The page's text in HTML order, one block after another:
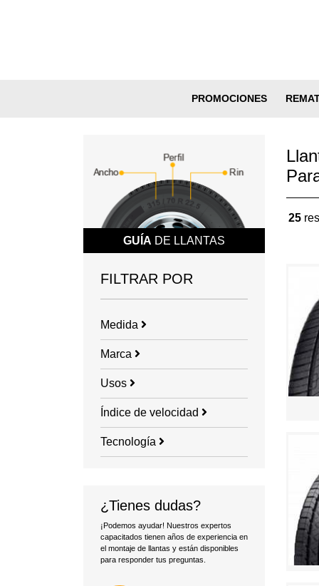
PROMOCIONES
GUÍA DE LLANTAS
FILTRAR POR
Medida
Marca
Usos
Índice de velocidad
Tecnología
¿Tienes dudas?
¡Podemos ayudar! Nuestros expertos
capacitados tienen años de experiencia en
el montaje de llantas y están disponibles
para responder tus preguntas.
25